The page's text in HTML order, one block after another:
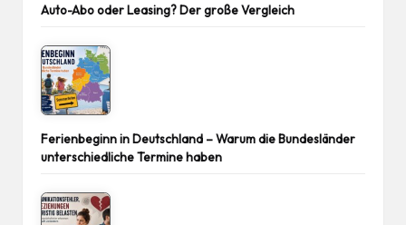
Auto-Abo oder Leasing? Der große Vergleich
Ferienbeginn in Deutschland – Warum die Bundesländer
unterschiedliche Termine haben